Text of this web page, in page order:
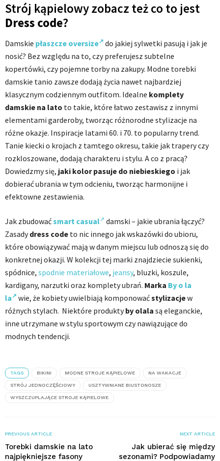
Strój kąpielowy zobacz też co to jest
Dress code?
Damskie płaszcze oversize
do jakiej sylwetki pasują i jak je
nosić? Bez względu na to, czy preferujesz subtelne
kopertówki, czy pojemne torby na zakupy. Modne torebki
damskie tanio zawsze dodają życia nawet najbardziej
klasycznym codziennym outfitom. Idealne komplety
damskie na lato to takie, które łatwo zestawisz z innymi
elementami garderoby, tworząc różnorodne stylizacje na
różne okazje. Inspiracje latami 60. i 70. to popularny trend.
Tanie kiecki o krojach z tamtego okresu, takie jak trapery czy
rozkloszowane, dodają charakteru i stylu. A co z pracą?
Dowiedzmy się, jaki kolor pasuje do niebieskiego i jak
dobierać ubrania w tym odcieniu, tworząc harmonijne i
efektowne zestawienia.
Jak zbudowaćsmart casual
damski – jakie ubrania łączyć?
Zasadydress code to nic innego jak wskazówki do ubioru,
które obowiązywać mają w danym miejscu lub odnoszą się do
konkretnej okazji. W kolekcji tej marki znajdziecie sukienki,
spódnice, spodnie materiałowe, jeansy, bluzki, koszule,
kardigany, narzutki oraz komplety ubrań. Marka By o la
la
wie, że kobiety uwielbiają komponowaćstylizacjew
różnych stylach. Niektóre produktyby olala są eleganckie,
inne utrzymane w stylu sportowym czy nawiązujące do
modnych tendencji.
TAGS BIKINI MODNE STROJE KĄPIELOWE NA WAKACJE
STRÓJ JEDNOCZĘŚCIOWY USZTYWNIANE BIUSTONOSZE
WYSZCZUPLAJĄCE STROJE KĄPIELOWE
PREVIOUS ARTICLE
Torebki damskie na lato
najpiękniejsze fasony
NEXT ARTICLE
Jak ubierać się między
sezonami? Podpowiadamy